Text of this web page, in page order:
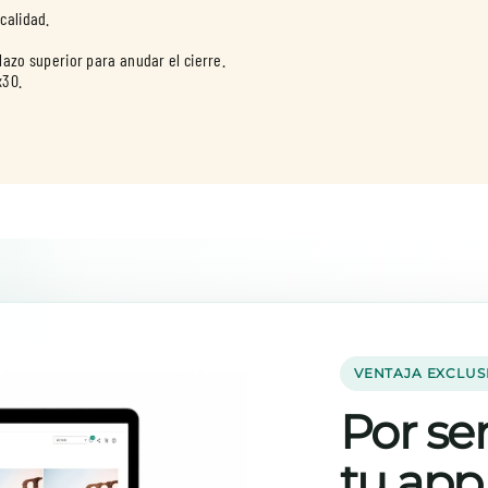
superior para anudar el cierre.
VENTAJA
Por